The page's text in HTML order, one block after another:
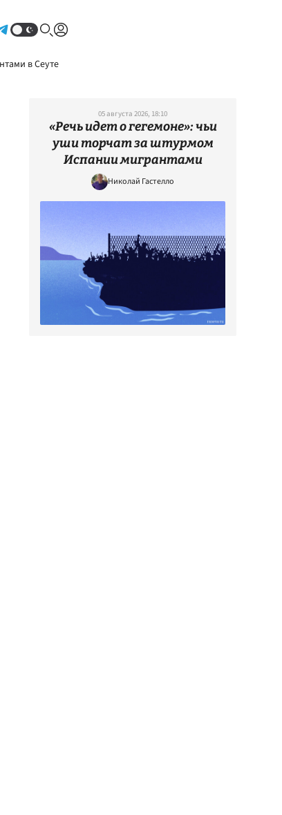
в Сеуте
05 августа 2026, 18:10
«Речь идет о гегемоне»: чьи
уши торчат за штурмом
Испании мигрантами
Николай Гастелло